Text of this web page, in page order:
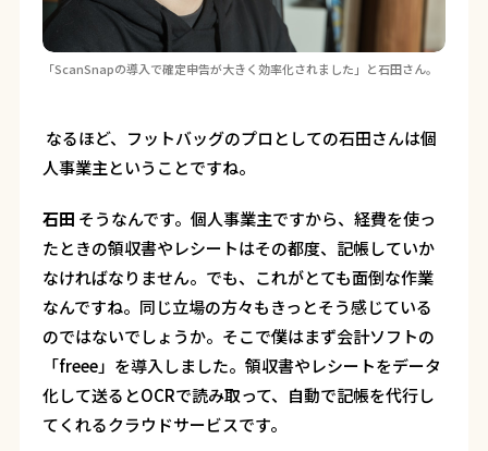
「ScanSnapの導入で確定申告が大きく効率化されました」と石田さん。
―― なるほど、フットバッグのプロとしての石田さんは個
人事業主ということですね。
石田 そうなんです。個人事業主ですから、経費を使っ
たときの領収書やレシートはその都度、記帳していか
なければなりません。でも、これがとても面倒な作業
なんですね。同じ立場の方々もきっとそう感じている
のではないでしょうか。そこで僕はまず会計ソフトの
「freee」を導入しました。領収書やレシートをデータ
化して送るとOCRで読み取って、自動で記帳を代行し
てくれるクラウドサービスです。